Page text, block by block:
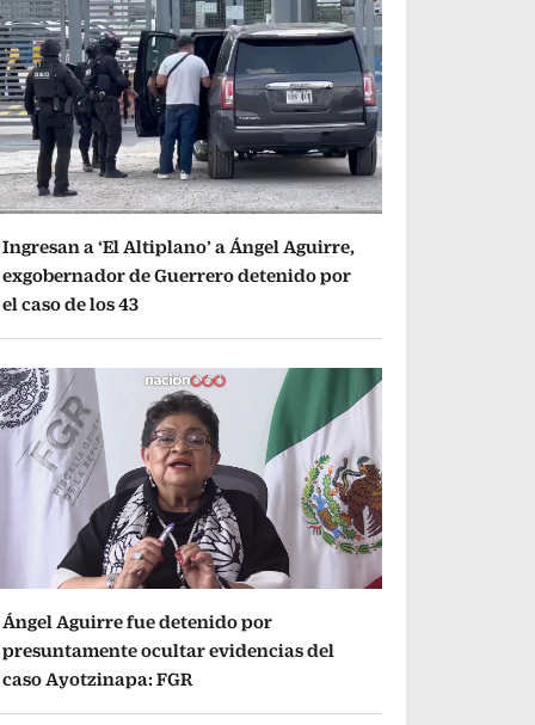
Ingresan a ‘El Altiplano’ a Ángel Aguirre,
exgobernador de Guerrero detenido por
el caso de los 43
Ángel Aguirre fue detenido por
presuntamente ocultar evidencias del
caso Ayotzinapa: FGR